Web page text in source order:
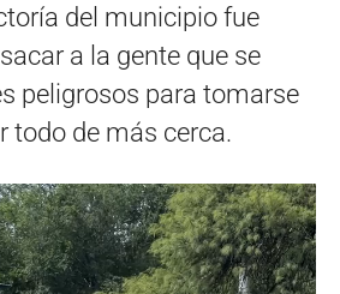
del municipio fue
a la gente que se
peligrosos para tomarse
todo de más cerca.